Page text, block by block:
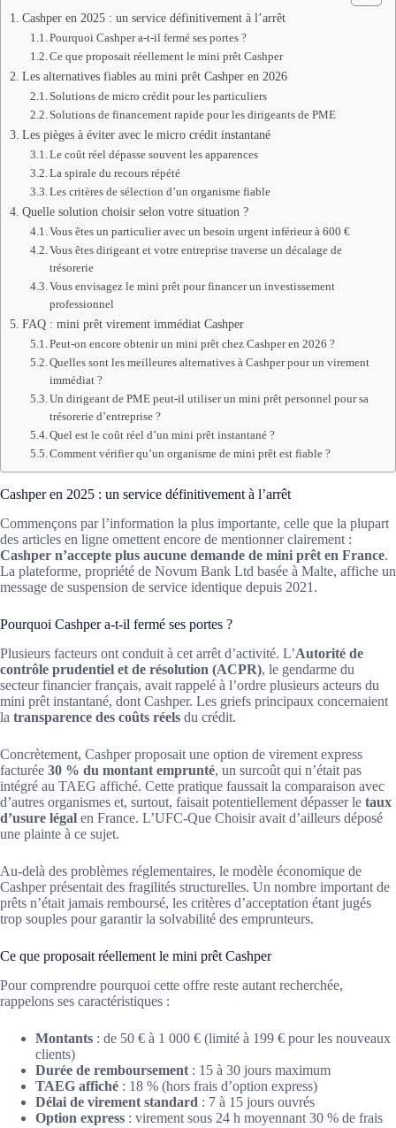
Cashper en 2025 : un service définitivement à l’arrêt
Pourquoi Cashper a-t-il fermé ses portes ?
Ce que proposait réellement le mini prêt Cashper
Les alternatives fiables au mini prêt Cashper en 2026
Solutions de micro crédit pour les particuliers
Solutions de financement rapide pour les dirigeants de PME
Les pièges à éviter avec le micro crédit instantané
Le coût réel dépasse souvent les apparences
La spirale du recours répété
Les critères de sélection d’un organisme fiable
Quelle solution choisir selon votre situation ?
Vous êtes un particulier avec un besoin urgent inférieur à 600 €
Vous êtes dirigeant et votre entreprise traverse un décalage de
trésorerie
Vous envisagez le mini prêt pour financer un investissement
professionnel
FAQ : mini prêt virement immédiat Cashper
Peut-on encore obtenir un mini prêt chez Cashper en 2026 ?
Quelles sont les meilleures alternatives à Cashper pour un virement
immédiat ?
Un dirigeant de PME peut-il utiliser un mini prêt personnel pour sa
trésorerie d’entreprise ?
Quel est le coût réel d’un mini prêt instantané ?
Comment vérifier qu’un organisme de mini prêt est fiable ?
Cashper en 2025 : un service définitivement à l’arrêt
Commençons par l’information la plus importante, celle que la plupart
des articles en ligne omettent encore de mentionner clairement :
Cashper n’accepte plus aucune demande de mini prêt en France.
La plateforme, propriété de Novum Bank Ltd basée à Malte, affiche un
message de suspension de service identique depuis 2021.
Pourquoi Cashper a-t-il fermé ses portes ?
Plusieurs facteurs ont conduit à cet arrêt d’activité. L’Autorité de
contrôle prudentiel et de résolution (ACPR), le gendarme du
secteur financier français, avait rappelé à l’ordre plusieurs acteurs du
mini prêt instantané, dont Cashper. Les griefs principaux concernaient
la transparence des coûts réels du crédit.
Concrètement, Cashper proposait une option de virement express
facturée 30 % du montant emprunté, un surcoût qui n’était pas
intégré au TAEG affiché. Cette pratique faussait la comparaison avec
d’autres organismes et, surtout, faisait potentiellement dépasser le taux
d’usure légal en France. L’UFC-Que Choisir avait d’ailleurs déposé
une plainte à ce sujet.
Au-delà des problèmes réglementaires, le modèle économique de
Cashper présentait des fragilités structurelles. Un nombre important de
prêts n’était jamais remboursé, les critères d’acceptation étant jugés
trop souples pour garantir la solvabilité des emprunteurs.
Ce que proposait réellement le mini prêt Cashper
Pour comprendre pourquoi cette offre reste autant recherchée,
rappelons ses caractéristiques :
Montants : de 50 € à 1 000 € (limité à 199 € pour les nouveaux
clients)
Durée de remboursement : 15 à 30 jours maximum
TAEG affiché : 18 % (hors frais d’option express)
Délai de virement standard : 7 à 15 jours ouvrés
Option express : virement sous 24 h moyennant 30 % de frais